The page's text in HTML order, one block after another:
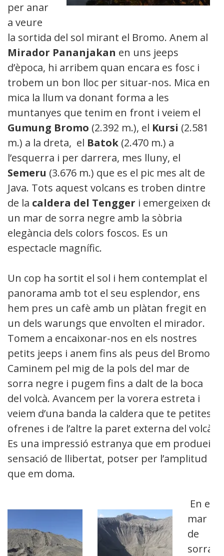
per anar
a veure
la sortida del sol mirant el Bromo. Anem al
Mirador Pananjakan en uns jeeps
d’època, hi arribem quan encara es fosc i
trobem un bon lloc per situar-nos. Mica en
mica la llum va donant forma a les
muntanyes que tenim en front i veiem el
Gumung Bromo (2.392 m.), el Kursi (2.581
m.) a la dreta, el Batok (2.470 m.) a
l’esquerra i per darrera, mes lluny, el
Semeru (3.676 m.) que es el pic mes alt de
Java. Tots aquest volcans es troben dintre
de la caldera del Tengger i emergeixen de
un mar de sorra negre amb la sòbria
elegància dels colors foscos. Es un
espectacle magnífic.
Un cop ha sortit el sol i hem contemplat el
panorama amb tot el seu esplendor, ens
hem pres un cafè amb un plàtan fregit en
un dels warungs que envolten el mirador.
Tomem a encaixonar-nos en els nostres
petits jeeps i anem fins als peus del Bromo.
Caminem pel mig de la pols del mar de
sorra negre i pugem fins a dalt de la boca
del volcà. Avancem per la vorera estreta i
veiem d’una banda la caldera que te petites
ofrenes i de l’altre la paret externa del volcà.
Es una impressió estranya que em produeix
sensació de llibertat, potser per l’amplitud
que em doma.
En el
mar
de
sorra